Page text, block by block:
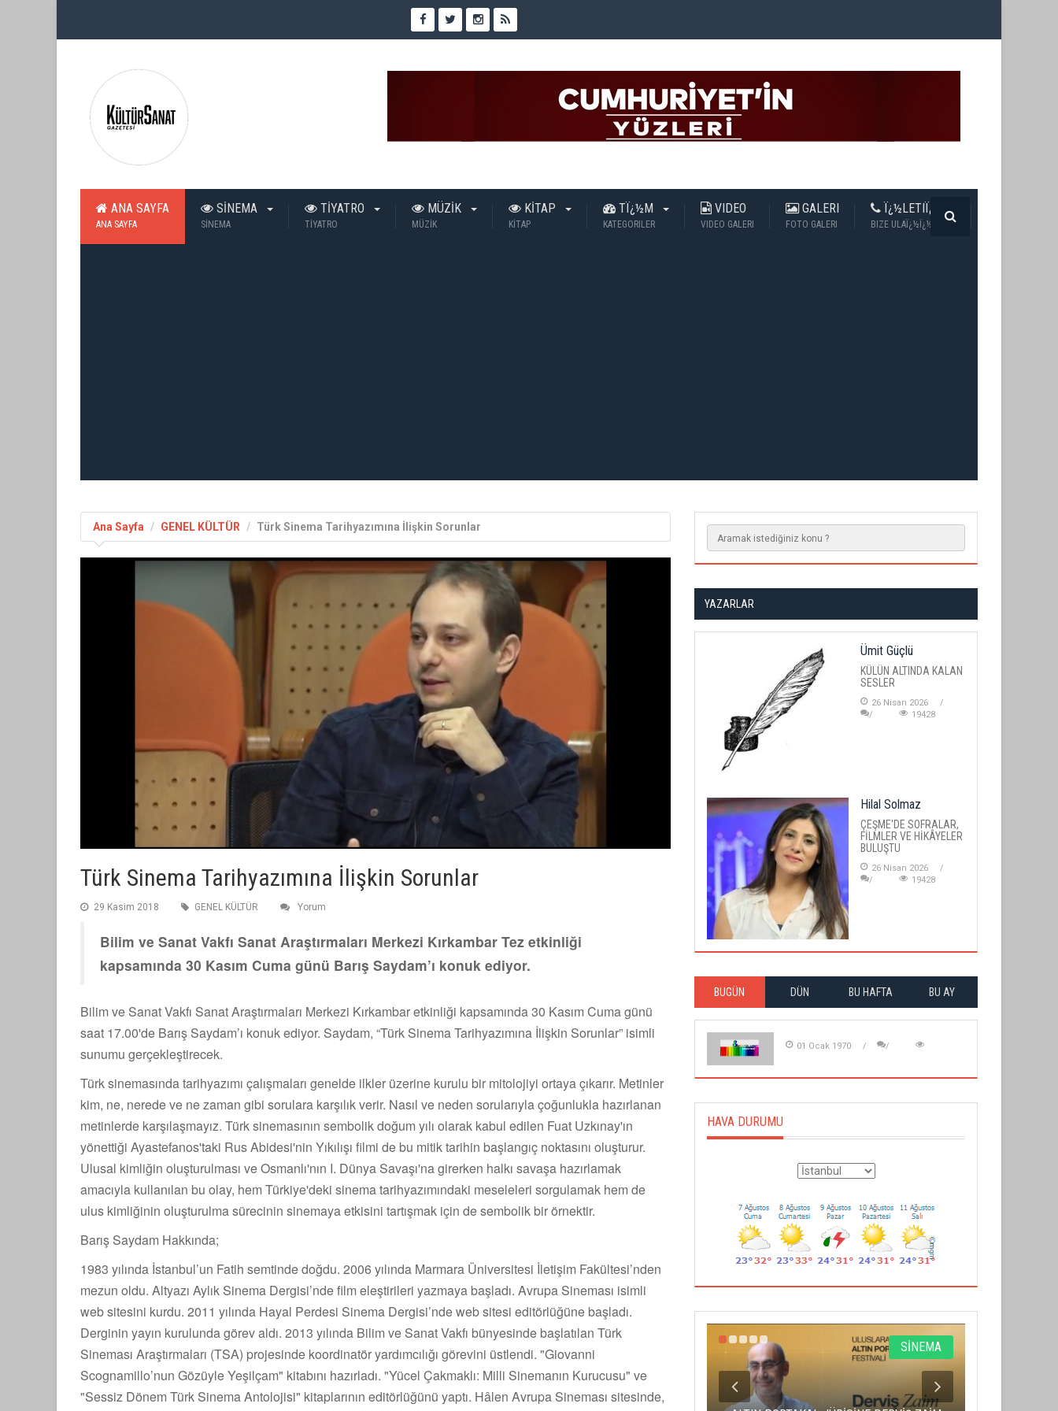
ANA SAYFA
ANA SAYFA
SİNEMA
SİNEMA
TİYATRO
TİYATRO
MÜZİK
MÜZİK
KİTAP
KİTAP
TÏ¿½M
KATEGORILER
VIDEO
VIDEO GALERI
GALERI
FOTO GALERI
Ï¿½LETIÏ¿½IM
BIZE ULAÏ¿½Ï¿½N
Ana Sayfa GENEL KÜLTÜR Türk Sinema Tarihyazımına İlişkin Sorunlar
Türk Sinema Tarihyazımına İlişkin Sorunlar
29 Kasim 2018 GENEL KÜLTÜR Yorum
Bilim ve Sanat Vakfı Sanat Araştırmaları Merkezi Kırkambar Tez etkinliği
kapsamında 30 Kasım Cuma günü Barış Saydam’ı konuk ediyor.
Bilim ve Sanat Vakfı Sanat Araştırmaları Merkezi Kırkambar etkinliği kapsamında 30 Kasım Cuma günü
saat 17.00'de Barış Saydam’ı konuk ediyor. Saydam, “Türk Sinema Tarihyazımına İlişkin Sorunlar” isimli
sunumu gerçekleştirecek.
Türk sinemasında tarihyazımı çalışmaları genelde ilkler üzerine kurulu bir mitolojiyi ortaya çıkarır. Metinler
kim, ne, nerede ve ne zaman gibi sorulara karşılık verir. Nasıl ve neden sorularıyla çoğunlukla hazırlanan
metinlerde karşılaşmayız. Türk sinemasının sembolik doğum yılı olarak kabul edilen Fuat Uzkınay'ın
yönettiği Ayastefanos'taki Rus Abidesi'nin Yıkılışı filmi de bu mitik tarihin başlangıç noktasını oluşturur.
Ulusal kimliğin oluşturulması ve Osmanlı'nın I. Dünya Savaşı'na girerken halkı savaşa hazırlamak
amacıyla kullanılan bu olay, hem Türkiye'deki sinema tarihyazımındaki meseleleri sorgulamak hem de
ulus kimliğinin oluşturulma sürecinin sinemaya etkisini tartışmak için de sembolik bir örnektir.
Barış Saydam Hakkında;
1983 yılında İstanbul’un Fatih semtinde doğdu. 2006 yılında Marmara Üniversitesi İletişim Fakültesi’nden
mezun oldu. Altyazı Aylık Sinema Dergisi’nde film eleştirileri yazmaya başladı. Avrupa Sineması isimli
web sitesini kurdu. 2011 yılında Hayal Perdesi Sinema Dergisi’nde web sitesi editörlüğüne başladı.
Derginin yayın kurulunda görev aldı. 2013 yılında Bilim ve Sanat Vakfı bünyesinde başlatılan Türk
Sineması Araştırmaları (TSA) projesinde koordinatör yardımcılığı görevini üstlendi. "Giovanni
Scognamillo’nun Gözüyle Yeşilçam" kitabını hazırladı. "Yücel Çakmaklı: Milli Sinemanın Kurucusu" ve
"Sessiz Dönem Türk Sinema Antolojisi" kitaplarının editörlüğünü yaptı. Hâlen Avrupa Sineması sitesinde,
YAZARLAR
Ümit Güçlü
KÜLÜN ALTINDA KALAN
SESLER
26 Nisan 2026
19428
Hilal Solmaz
ÇEŞME'DE SOFRALAR,
FİLMLER VE HİKÂYELER
BULUŞTU
26 Nisan 2026
19428
BUGÜN DÜN BU HAFTA BU AY
01 Ocak 1970
HAVA DURUMU
SİNEMA